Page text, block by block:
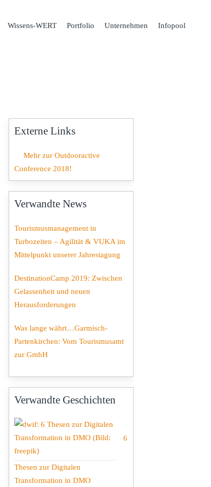
Wissens-WERT Portfolio Unternehmen Infopool
Externe Links
Mehr zur Outdooractive
Conference 2018!
Verwandte News
Tourismusmanagement in
Turbozeiten – Agilität & VUKA im
Mittelpunkt unserer Jahrestagung
DestinationCamp 2019: Zwischen
Gelassenheit und neuen
Herausforderungen
Was lange währt…Garmisch-
Partenkirchen: Vom Tourismusamt
zur GmbH
Verwandte Geschichten
6
Thesen zur Digitalen
Transformation in DMO